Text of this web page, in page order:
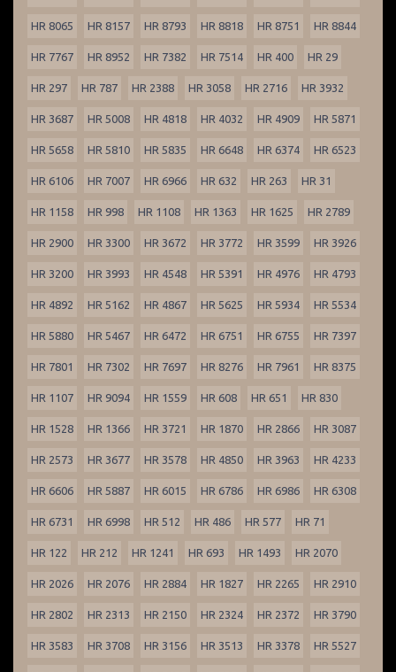
HR 8065 HR 8157 HR 8793 HR 8818 HR 8751 HR 8844
HR 7767 HR 8952 HR 7382 HR 7514 HR 400 HR 29
HR 297 HR 787 HR 2388 HR 3058 HR 2716 HR 3932
HR 3687 HR 5008 HR 4818 HR 4032 HR 4909 HR 5871
HR 5658 HR 5810 HR 5835 HR 6648 HR 6374 HR 6523
HR 6106 HR 7007 HR 6966 HR 632 HR 263 HR 31
HR 1158 HR 998 HR 1108 HR 1363 HR 1625 HR 2789
HR 2900 HR 3300 HR 3672 HR 3772 HR 3599 HR 3926
HR 3200 HR 3993 HR 4548 HR 5391 HR 4976 HR 4793
HR 4892 HR 5162 HR 4867 HR 5625 HR 5934 HR 5534
HR 5880 HR 5467 HR 6472 HR 6751 HR 6755 HR 7397
HR 7801 HR 7302 HR 7697 HR 8276 HR 7961 HR 8375
HR 1107 HR 9094 HR 1559 HR 608 HR 651 HR 830
HR 1528 HR 1366 HR 3721 HR 1870 HR 2866 HR 3087
HR 2573 HR 3677 HR 3578 HR 4850 HR 3963 HR 4233
HR 6606 HR 5887 HR 6015 HR 6786 HR 6986 HR 6308
HR 6731 HR 6998 HR 512 HR 486 HR 577 HR 71
HR 122 HR 212 HR 1241 HR 693 HR 1493 HR 2070
HR 2026 HR 2076 HR 2884 HR 1827 HR 2265 HR 2910
HR 2802 HR 2313 HR 2150 HR 2324 HR 2372 HR 3790
HR 3583 HR 3708 HR 3156 HR 3513 HR 3378 HR 5527